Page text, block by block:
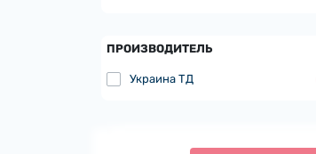
ПРОИЗВОДИТЕЛЬ
Украина ТД